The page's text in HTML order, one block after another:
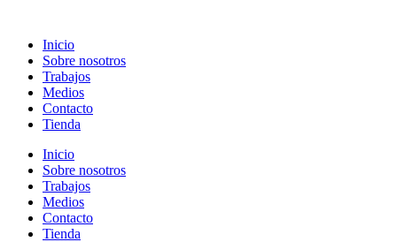
contenido
Inicio
Sobre nosotros
Trabajos
Medios
Contacto
Tienda
Inicio
Sobre nosotros
Trabajos
Medios
Contacto
Tienda